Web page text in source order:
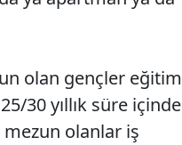
olan gençler eğitim
30 yıllık süre içinde
olanlar iş